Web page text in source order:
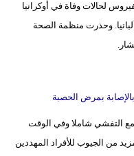
لحالات وفاة في أوكرانيا
وحذرت منظمة الصحة
بمرض الحصبة
مع التفشي شاملا وفي الوقت
من الجيوب للأفراد المهددين